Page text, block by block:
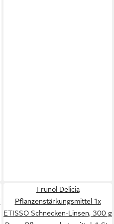
Frunol Delicia
Pflanzenstärkungsmittel 1x
ETISSO Schnecken-Linsen, 300 g